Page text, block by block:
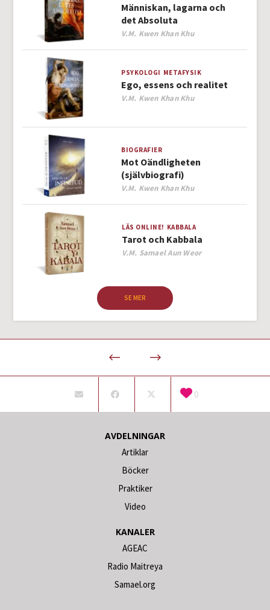
Människan, lagarna och
det Absoluta
Author
V.M. Kwen Khan Khu
PSYKOLOGI METAFYSIK
Ego, essens och realitet
Author
V.M. Kwen Khan Khu
BIOGRAFIER
Mot Oändligheten
(självbiografi)
Author
V.M. Kwen Khan Khu
LÄS ONLINE! KABBALA
Tarot och Kabbala
Author
V.M. Samael Aun Weor
SE MER
0
AVDELNINGAR
Artiklar
Böcker
Praktiker
Video
KANALER
AGEAC
Radio Maitreya
Samael.org